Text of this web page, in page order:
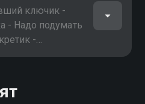
ключик -
- Надо подумать
-
Пойдём гулять! -
яма - Новый